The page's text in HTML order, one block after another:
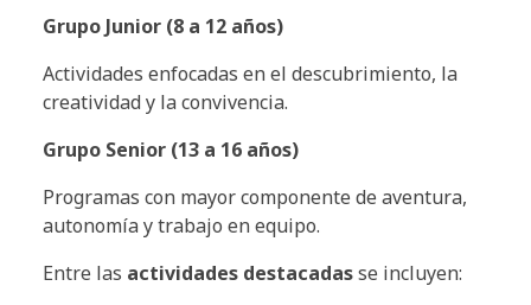
Grupo Junior (8 a 12 años)
Actividades enfocadas en el descubrimiento, la
creatividad y la convivencia.
Grupo Senior (13 a 16 años)
Programas con mayor componente de aventura,
autonomía y trabajo en equipo.
Entre las actividades destacadasse incluyen: